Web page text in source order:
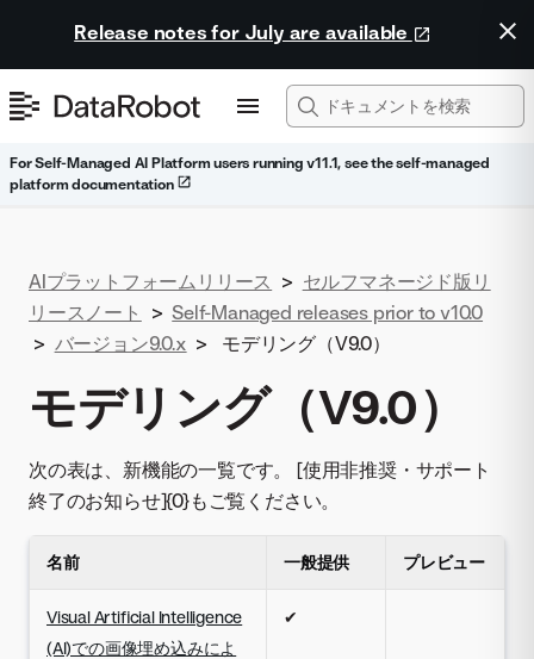
Release notes for July are available
For Self-Managed AI Platform users running v11.1, see the self-managed
platform documentation
AIプラットフォームリリース > セルフマネージド版リ
リースノート
> Self-Managed releases prior to v10.0
> バージョン9.0.x > モデリング（V9.0）
モデリング（V9.0）
次の表は、新機能の一覧です。 [使用非推奨・サポート
終了のお知らせ]{0}もご覧ください。
名前 一般提供 プレビュー
Visual Artificial Intelligence
(AI)での画像埋め込みによ
✔